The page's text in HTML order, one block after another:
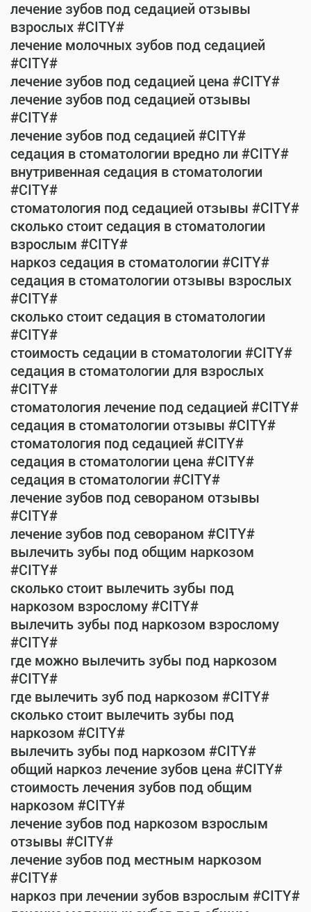
лечение зубов под седацией отзывы
взрослых #CITY#
лечение молочных зубов под седацией
#CITY#
лечение зубов под седацией цена #CITY#
лечение зубов под седацией отзывы
#CITY#
лечение зубов под седацией #CITY#
седация в стоматологии вредно ли #CITY#
внутривенная седация в стоматологии
#CITY#
стоматология под седацией отзывы #CITY#
сколько стоит седация в стоматологии
взрослым #CITY#
наркоз седация в стоматологии #CITY#
седация в стоматологии отзывы взрослых
#CITY#
сколько стоит седация в стоматологии
#CITY#
стоимость седации в стоматологии #CITY#
седация в стоматологии для взрослых
#CITY#
стоматология лечение под седацией #CITY#
седация в стоматологии отзывы #CITY#
стоматология под седацией #CITY#
седация в стоматологии цена #CITY#
седация в стоматологии #CITY#
лечение зубов под севораном отзывы
#CITY#
лечение зубов под севораном #CITY#
вылечить зубы под общим наркозом
#CITY#
сколько стоит вылечить зубы под
наркозом взрослому #CITY#
вылечить зубы под наркозом взрослому
#CITY#
где можно вылечить зубы под наркозом
#CITY#
где вылечить зуб под наркозом #CITY#
сколько стоит вылечить зубы под
наркозом #CITY#
вылечить зубы под наркозом #CITY#
общий наркоз лечение зубов цена #CITY#
стоимость лечения зубов под общим
наркозом #CITY#
лечение зубов под наркозом взрослым
отзывы #CITY#
лечение зубов под местным наркозом
#CITY#
наркоз при лечении зубов взрослым #CITY#